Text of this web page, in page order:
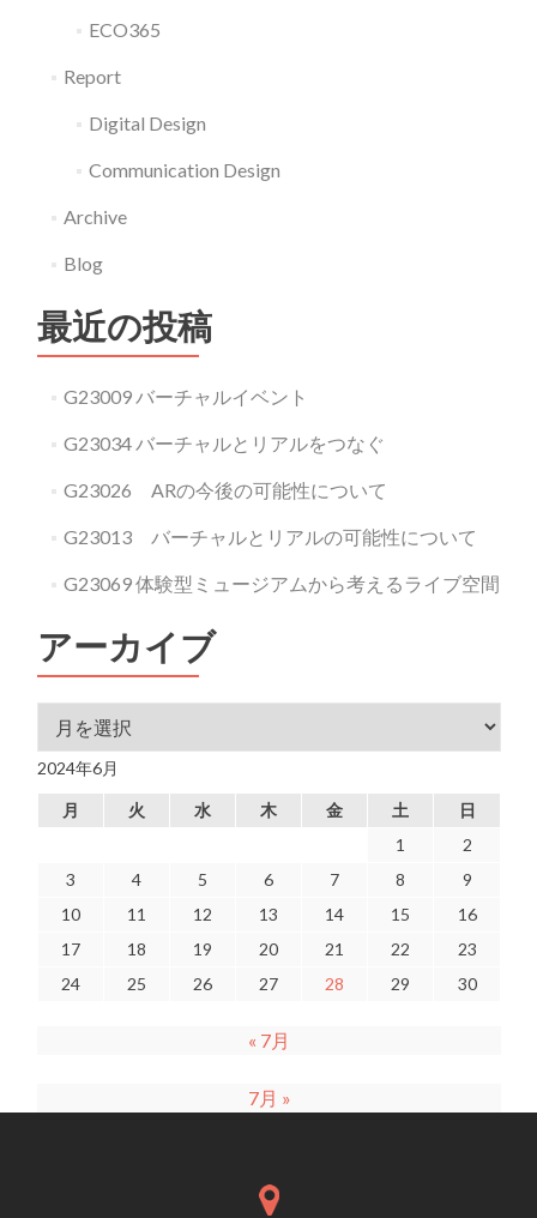
ECO365
Report
Digital Design
Communication Design
Archive
Blog
最近の投稿
G23009 バーチャルイベント
G23034 バーチャルとリアルをつなぐ
G23026 ARの今後の可能性について
G23013 バーチャルとリアルの可能性について
G23069 体験型ミュージアムから考えるライブ空間
アーカイブ
アーカイブ
2024年6月
月 火 水 木 金 土
日
1
2
3
4 5 6 7 8
9
10
11 12 13 14 15
16
17
18 19 20 21 22
23
24
25 26 27 28 29 30
« 7月
7月 »